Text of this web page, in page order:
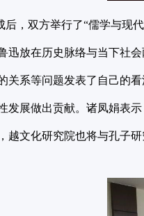
，双方举行了“儒学与现代
迅放在历史脉络与当下社
关系等问题发表了自己的
发展做出贡献。诸凤娟表
越文化研究院也将与孔子